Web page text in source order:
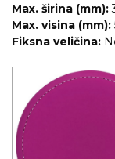
Max. širina (mm):
Max. visina (mm):
Fiksna veličina: